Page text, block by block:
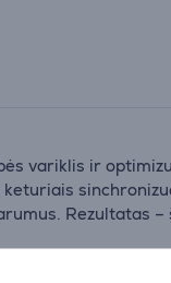
variklis ir
Rezultatas